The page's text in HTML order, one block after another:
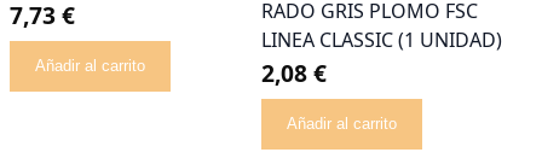
7,73 €
Añadir al carrito
RADO GRIS PLOMO FSC
LINEA CLASSIC (1 UNIDAD)
2,08 €
Añadir al carrito